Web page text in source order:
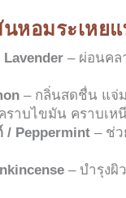
หอมระเหย
Lavender – ผ่อนคล
– กลิ่นสดชื่น แจ่
ราบไขมัน คราบเห
/ Peppermint – ช่ว
– บำรุงผิ